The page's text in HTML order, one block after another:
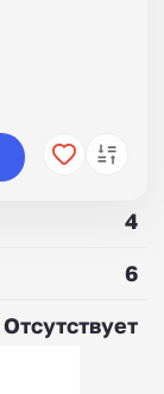
4
6
Отсутствует